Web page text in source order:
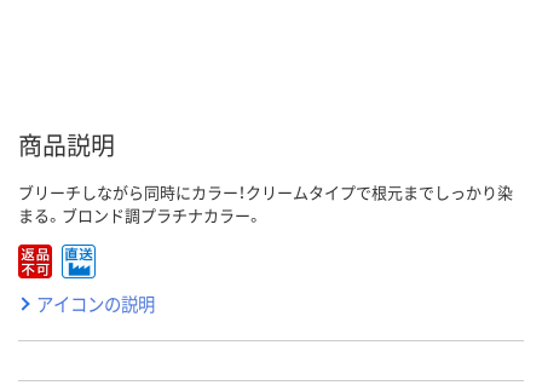
商品説明
ブリーチしながら同時にカラー！クリームタイプで根元までしっかり染
まる。ブロンド調プラチナカラー。
アイコンの説明